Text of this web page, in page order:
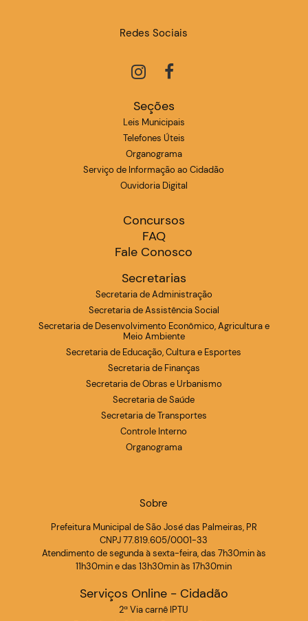
Redes Sociais
Seções
Leis Municipais
Telefones Úteis
Organograma
Serviço de Informação ao Cidadão
Ouvidoria Digital
Concursos
FAQ
Fale Conosco
Secretarias
Secretaria de Administração
Secretaria de Assistência Social
Secretaria de Desenvolvimento Econômico, Agricultura e
Meio Ambiente
Secretaria de Educação, Cultura e Esportes
Secretaria de Finanças
Secretaria de Obras e Urbanismo
Secretaria de Saúde
Secretaria de Transportes
Controle Interno
Organograma
Sobre
Prefeitura Municipal de São José das Palmeiras, PR
CNPJ 77.819.605/0001-33
Atendimento de segunda à sexta-feira, das 7h30min às
11h30min e das 13h30min às 17h30min
Serviços Online - Cidadão
2ª Via carnê IPTU